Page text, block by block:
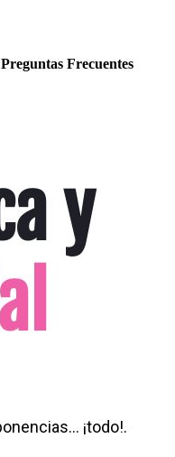
Preguntas Frecuentes
y
¡todo!.